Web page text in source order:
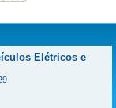
Elétricos e